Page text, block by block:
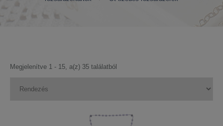
Megjelenítve 1 - 15, a(z) 35 találatból